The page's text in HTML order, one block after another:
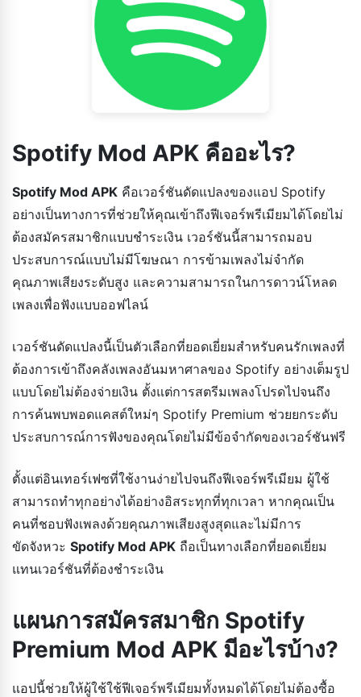
Spotify Mod APK คืออะไร?
Spotify Mod APK คือเวอร์ชันดัดแปลงของแอป Spotify
อย่างเป็นทางการที่ช่วยให้คุณเข้าถึงฟีเจอร์พรีเมียมได้โดยไม่
ต้องสมัครสมาชิกแบบชำระเงิน เวอร์ชันนี้สามารถมอบ
ประสบการณ์แบบไม่มีโฆษณา การข้ามเพลงไม่จำกัด
คุณภาพเสียงระดับสูง และความสามารถในการดาวน์โหลด
เพลงเพื่อฟังแบบออฟไลน์
เวอร์ชันดัดแปลงนี้เป็นตัวเลือกที่ยอดเยี่ยมสำหรับคนรักเพลงที่
ต้องการเข้าถึงคลังเพลงอันมหาศาลของ Spotify อย่างเต็มรูป
แบบโดยไม่ต้องจ่ายเงิน ตั้งแต่การสตรีมเพลงโปรดไปจนถึง
การค้นพบพอดแคสต์ใหม่ๆ Spotify Premium ช่วยยกระดับ
ประสบการณ์การฟังของคุณโดยไม่มีข้อจำกัดของเวอร์ชันฟรี
ตั้งแต่อินเทอร์เฟซที่ใช้งานง่ายไปจนถึงฟีเจอร์พรีเมียม ผู้ใช้
สามารถทำทุกอย่างได้อย่างอิสระทุกที่ทุกเวลา หากคุณเป็น
คนที่ชอบฟังเพลงด้วยคุณภาพเสียงสูงสุดและไม่มีการ
ขัดจังหวะ Spotify Mod APK ถือเป็นทางเลือกที่ยอดเยี่ยม
แทนเวอร์ชันที่ต้องชำระเงิน
แผนการสมัครสมาชิก Spotify
Premium Mod APK มีอะไรบ้าง?
แอปนี้ช่วยให้ผู้ใช้ใช้ฟีเจอร์พรีเมียมทั้งหมดได้โดยไม่ต้องซื้อ